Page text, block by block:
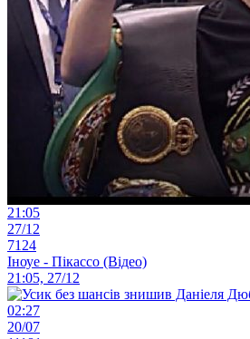
21:05
27/12
7124
Іноуе - Пікассо (Відео)
21:05, 27/12
02:27
20/07